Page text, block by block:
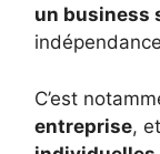
un business
C’est
entreprise,